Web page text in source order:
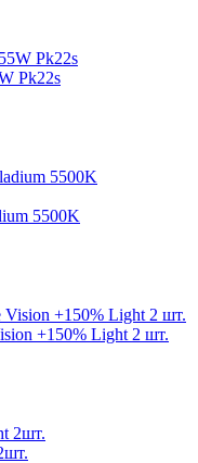
Pk22s
5500K
+150% Light 2 шт.